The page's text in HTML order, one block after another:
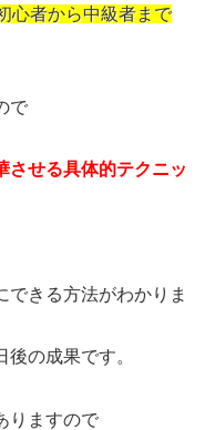
心者から中級者まで
で
させる具体的テクニッ
できる方法がわかりま
の成果です。
りますので